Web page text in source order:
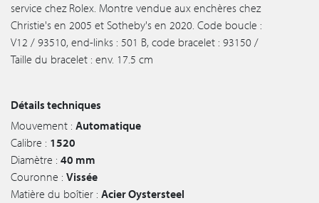
service chez Rolex. Montre vendue aux enchères chez
Christie's en 2005 et Sotheby's en 2020. Code boucle :
V12 / 93510, end-links : 501 B, code bracelet : 93150 /
Taille du bracelet : env. 17.5 cm
Détails techniques
Mouvement : Automatique
Calibre : 1520
Diamètre : 40 mm
Couronne : Vissée
Matière du boîtier : Acier Oystersteel